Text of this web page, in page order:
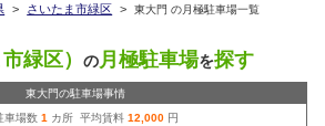
> さいたま市緑区 > 東大門 の月極駐車場一覧
緑区） の月極駐車場を探す
東大門の駐車場事情
車場数1 カ所 平均賃料12,000 円